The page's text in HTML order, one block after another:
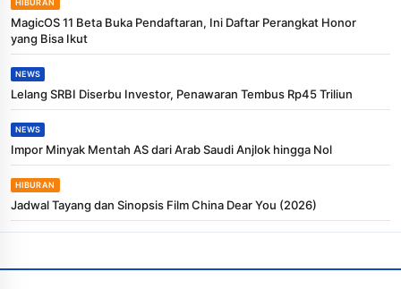
MagicOS 11 Beta Buka Pendaftaran, Ini Daftar Perangkat Honor
yang Bisa Ikut
NEWS
Lelang SRBI Diserbu Investor, Penawaran Tembus Rp45 Triliun
NEWS
Impor Minyak Mentah AS dari Arab Saudi Anjlok hingga Nol
HIBURAN
Jadwal Tayang dan Sinopsis Film China Dear You (2026)